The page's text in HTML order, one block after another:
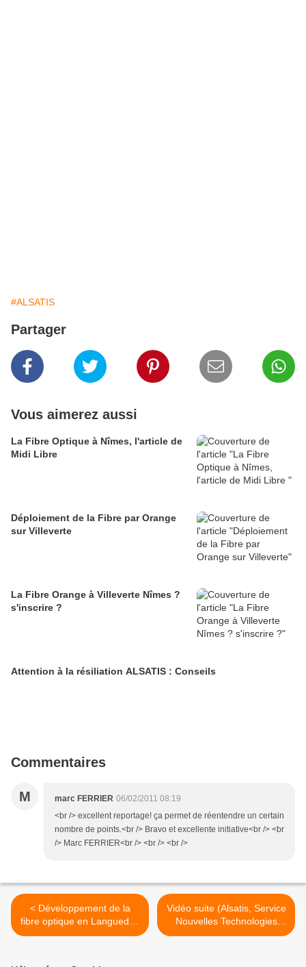
#ALSATIS
Partager
Vous aimerez aussi
La Fibre Optique à Nîmes, l'article de
Midi Libre
Déploiement de la Fibre par Orange
sur Villeverte
La Fibre Orange à Villeverte Nîmes ?
s'inscrire ?
Attention à la résiliation ALSATIS : Conseils
Commentaires
M marc FERRIER 06/02/2011 08:19
<br /> excellent reportage! ça permet de réentendre un certain
nombre de points.<br /> Bravo et excellente initiative<br /> <br
/> Marc FERRIER<br /> <br /> <br />
< Développement de la
fibre optique en Languedoc
Roussillon
Vidéo suite (Alsatis, Service
Nouvelles Technologies
Mairie) >